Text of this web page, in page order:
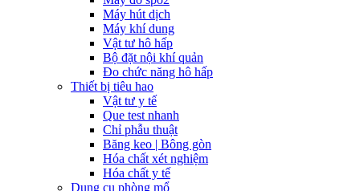
Máy hút dịch
Máy khí dung
Vật tư hô hấp
Bộ đặt nội khí quản
Đo chức năng hô hấp
Thiết bị tiêu hao
Vật tư y tế
Que test nhanh
Chỉ phẫu thuật
Băng keo | Bông gòn
Hóa chất xét nghiệm
Hóa chất y tế
Dụng cụ phòng mổ